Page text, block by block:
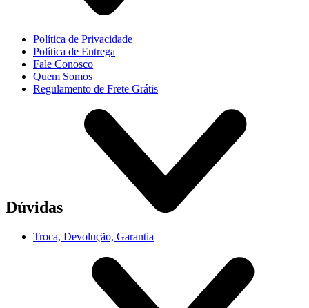
Política de Privacidade
Política de Entrega
Fale Conosco
Quem Somos
Regulamento de Frete Grátis
Dúvidas
Troca, Devolução, Garantia